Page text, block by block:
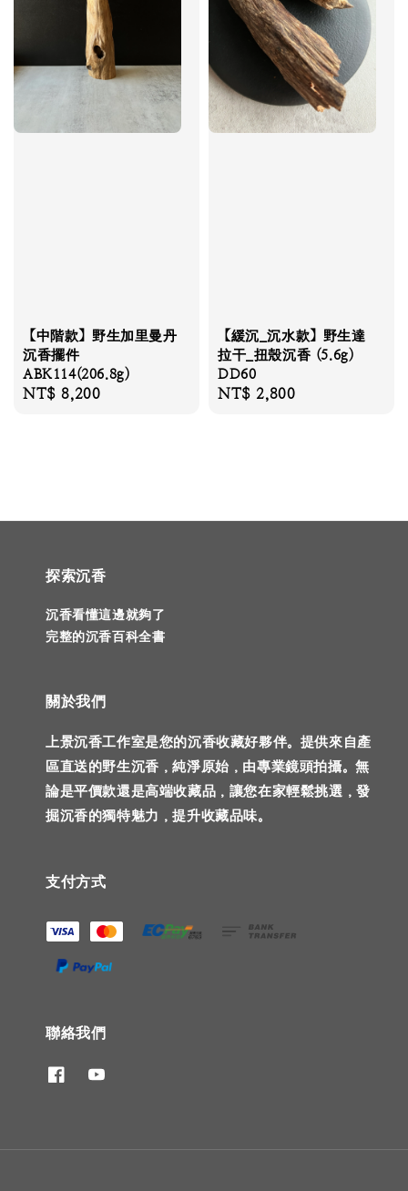
【中階款】野生加里曼丹
沉香擺件
ABK114(206.8g)
Regular
NT$ 8,200
【緩沉_沉水款】野生達
拉干_扭殼沉香 (5.6g)
DD60
Regular
NT$ 2,800
探索沉香
沉香看懂這邊就夠了
完整的沉香百科全書
關於我們
上景沉香工作室是您的沉香收藏好夥伴。提供來自產
區直送的野生沉香，純淨原始，由專業鏡頭拍攝。無
論是平價款還是高端收藏品，讓您在家輕鬆挑選，發
掘沉香的獨特魅力，提升收藏品味。
支付方式
聯絡我們